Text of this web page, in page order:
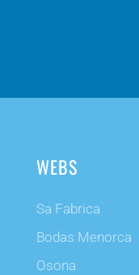
WEBS
Sa Fabrica
Bodas Menorca
Osona